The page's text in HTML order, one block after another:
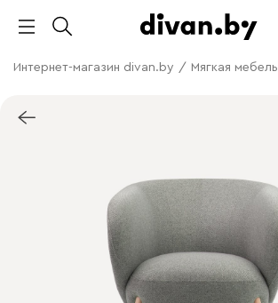
Интернет-магазин divan.by / Мягкая мебель